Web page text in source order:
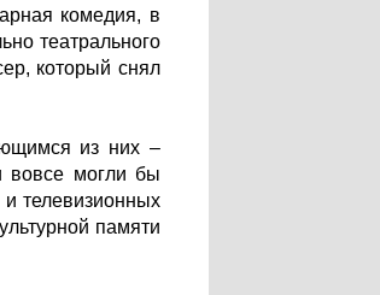
комедия, в
театрального
который снял
из них –
вовсе могли бы
телевизионных
памяти